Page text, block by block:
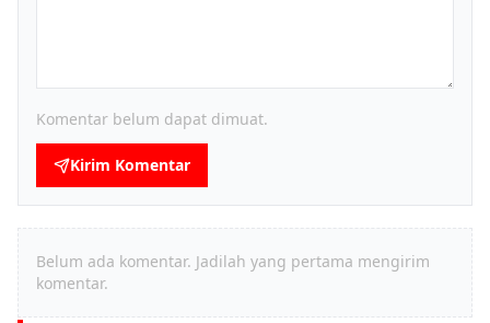
Komentar belum dapat dimuat.
Kirim Komentar
Belum ada komentar. Jadilah yang pertama mengirim
komentar.